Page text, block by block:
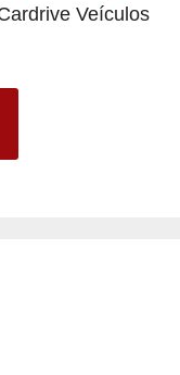
Veículos